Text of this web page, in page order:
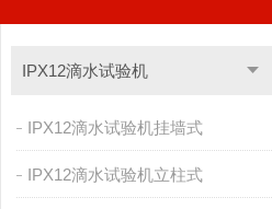
IPX12滴水试验机
IPX12滴水试验机挂墙式
IPX12滴水试验机立柱式